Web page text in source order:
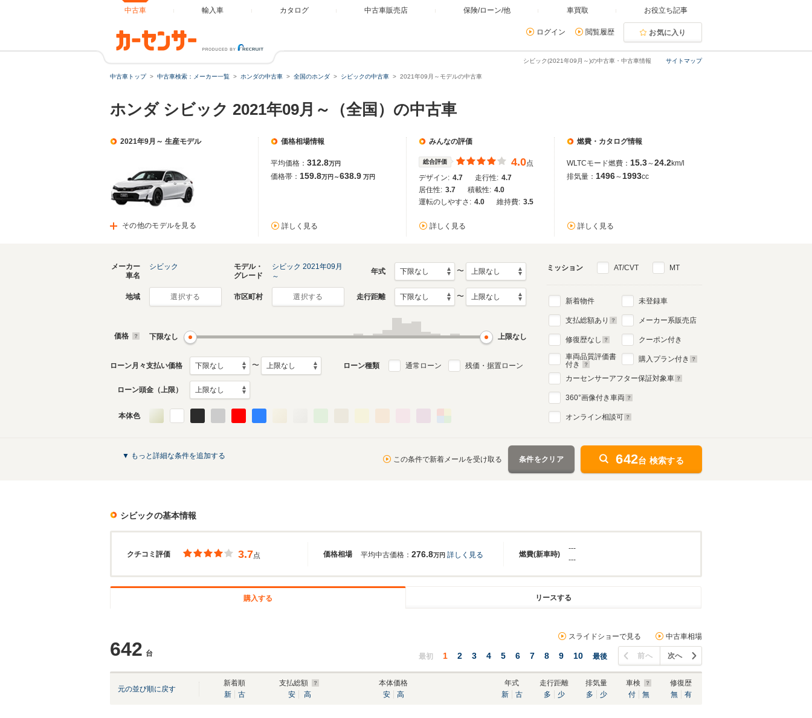
中古車 輸入車 カタログ 中古車販売店 保険/ローン/他 車買取 お役立ち記事
ログイン 閲覧履歴 お気に入り
サイトマップ
シビック(2021年09月～)の中古車・中古車情報
中古車トップ 中古車検索：メーカー一覧 ホンダの中古車 全国のホンダ シビックの中古車 2021年09月～モデルの中古車
ホンダ シビック 2021年09月～（全国）の中古車
2021年9月～ 生産モデル
その他のモデルを見る
価格相場情報
平均価格： 312.8万円
価格帯： 159.8万円～638.9 万円
詳しく見る
みんなの評価
総合評価 4.0点
デザイン: 4.7 走行性: 4.7
居住性: 3.7 積載性: 4.0
運転のしやすさ: 4.0 維持費: 3.5
詳しく見る
燃費・カタログ情報
WLTCモード燃費： 15.3～24.2km/l
排気量： 1496～ 1993cc
詳しく見る
2000年9月～2005年8月
生産モデル
生産モデル
1991年9月～1995年8月
4代目
メーカー
車名
シビック
モデル・
グレード
シビック 2021年09月
～
年式 〜
地域 選択する 市区町村 選択する 走行距離 〜
価格 下限なし 上限なし
ローン月々支払い価格 〜 ローン種類 通常ローン 残価・据置ローン
ローン頭金（上限）
本体色
ミッション AT/CVT MT
新着物件
支払総額あり
修復歴なし
車両品質評価書
付き
未登録車
メーカー系販売店
クーポン付き
購入プラン付き
カーセンサーアフター保証対象車
360°画像付き車両
オンライン相談可
▼ もっと詳細な条件を追加する この条件で新着メールを受け取る 条件をクリア 642台 検索する
シビックの基本情報
クチコミ評価 価格相場 燃費(新車時)
3.7点 平均中古価格： 276.8万円 詳しく見る
---
---
購入する リースする
642 台
スライドショーで見る 中古車相場
最初 1 2 3 4 5 6 7 8 9 10 最後 前へ 次へ
元の並び順に戻す
新着順
新
古
支払総額
安
高
本体価格
安
高
年式
新
古
走行距離
多
少
排気量
多
少
車検
付
無
修復歴
無
有